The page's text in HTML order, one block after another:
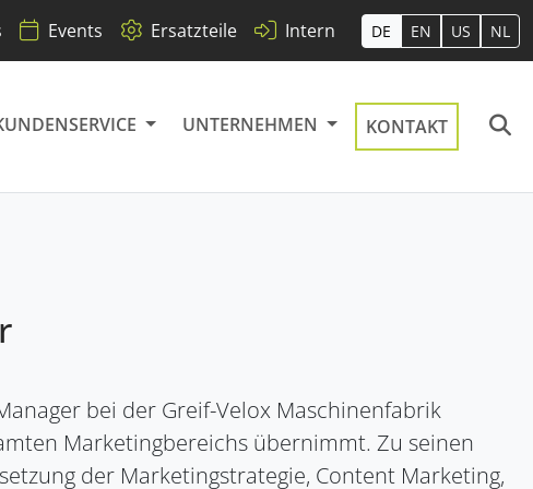
Events Ersatzteile Intern DE EN US NL
Pulver
BVP (Brutto-
Pneumatikpacker)
Der bewährte Allrounder
Pigmente
Schonendes Handling
UNTERNEHMEN
Events
Messen & Termine
KONTAKT
bei der Greif-Velox Maschinenfabrik
Marketingbereichs übernimmt. Zu seinen
der Marketingstrategie, Content Marketing,